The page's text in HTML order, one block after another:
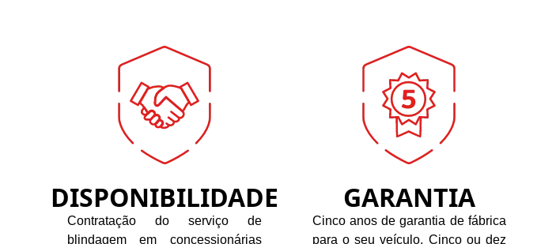
DISPONIBILIDADE
Contratação do serviço de
blindagem em concessionárias
GARANTIA
Cinco anos de garantia de fábrica
para o seu veículo. Cinco ou dez